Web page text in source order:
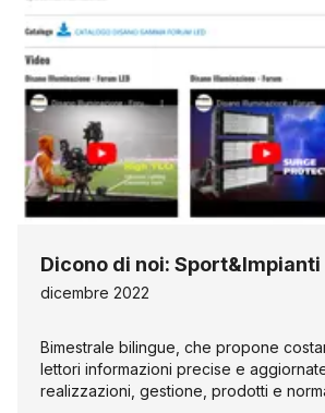
Dicono di noi: Sport&Impianti
dicembre 2022
Bimestrale bilingue, che propone
lettori informazioni precise e
realizzazioni, gestione, prodotti e